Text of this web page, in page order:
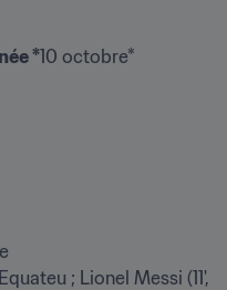
*10 octobre*
; Lionel Messi (11',